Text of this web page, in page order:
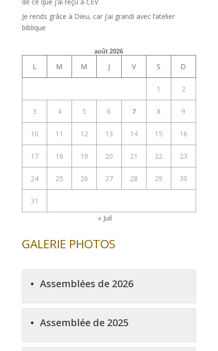
Je rends grâce à Dieu, car j’ai grandi avec l’atelier
biblique
août 2026
L M M J V S D
1 2
3 4 5 6 7 8 9
10 11 12 13 14 15 16
17 18 19 20 21 22 23
24 25 26 27 28 29 30
31
« Juil
GALERIE PHOTOS
Assemblées de 2026
Assemblée de 2025